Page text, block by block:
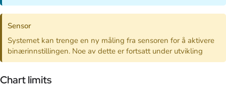
Sensor
Systemet kan trenge en ny måling fra sensoren for å aktivere
binærinnstillingen. Noe av dette er fortsatt under utvikling
Chart limits